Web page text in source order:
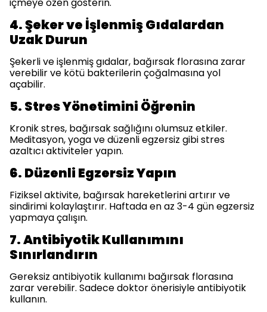
4. Şeker ve İşlenmiş Gıdalardan
Uzak Durun
Şekerli ve işlenmiş gıdalar, bağırsak florasına zarar
verebilir ve kötü bakterilerin çoğalmasına yol
açabilir.
5. Stres Yönetimini Öğrenin
Kronik stres, bağırsak sağlığını olumsuz etkiler.
Meditasyon, yoga ve düzenli egzersiz gibi stres
azaltıcı aktiviteler yapın.
6. Düzenli Egzersiz Yapın
Fiziksel aktivite, bağırsak hareketlerini artırır ve
sindirimi kolaylaştırır. Haftada en az 3-4 gün egzersiz
yapmaya çalışın.
7. Antibiyotik Kullanımını
Sınırlandırın
Gereksiz antibiyotik kullanımı bağırsak florasına
zarar verebilir. Sadece doktor önerisiyle antibiyotik
kullanın.